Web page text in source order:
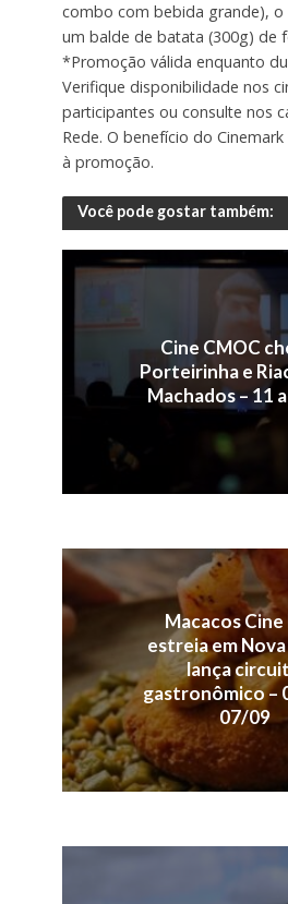
combo com bebida grande), o
um balde de batata (300g) de
*Promoção válida enquanto
Verifique disponibilidade nos
participantes ou consulte nos
Rede. O benefício do
à promoção.
Você pode gostar também:
Cine CMOC
Porteirinha e
Machados – 11
Macacos Cine
estreia em Nova
lança
gastronômico –
07/09